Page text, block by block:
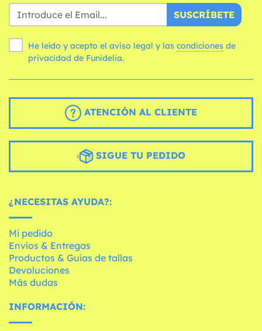
SUSCRÍBETE
He leído y acepto el aviso legal y las condiciones
privacidad de Funidelia.
ATENCIÓN AL CLIENTE
SIGUE TU PEDIDO
¿NECESITAS AYUDA?:
Mi pedido
Envíos & Entregas
Productos & Guías de tallas
Devoluciones
Más dudas
INFORMACIÓN: